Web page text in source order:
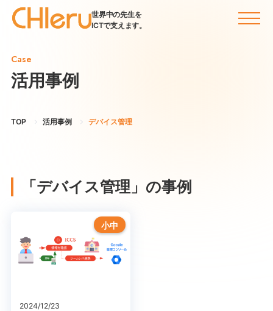
世界中の先生を
ICTで支えます。
Case
活用事例
TOP 活用事例 デバイス管理
「デバイス管理」の事例
小中
2024/12/23